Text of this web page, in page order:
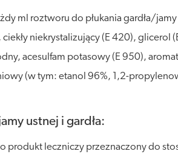
ml roztworu do płukania gardła/
niekrystalizujący (E 420),
acesulfam potasowy (E 950),
(w tym: etanol 96%, 1,2-
ustnej i gardła:
produkt leczniczy przeznaczony do